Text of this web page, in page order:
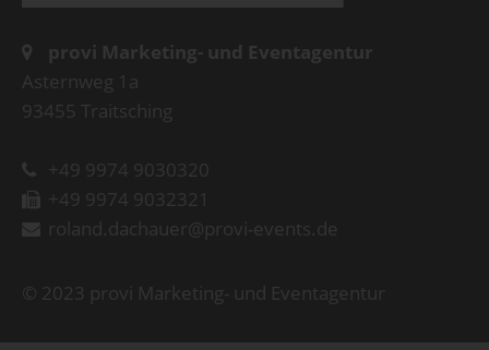
provi Marketing- und Eventagentur
Asternweg 1a
93455 Traitsching
+49 9974 9030320
+49 9974 9032321
roland.dachauer@provi-events.de
© 2023 provi Marketing- und Eventagentur